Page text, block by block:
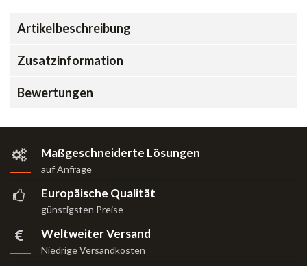
Artikelbeschreibung
Zusatzinformation
Bewertungen
Maßgeschneiderte Lösungen
auf Anfrage
Europäische Qualität
günstigsten Preise
Weltweiter Versand
Niedrige Versandkosten